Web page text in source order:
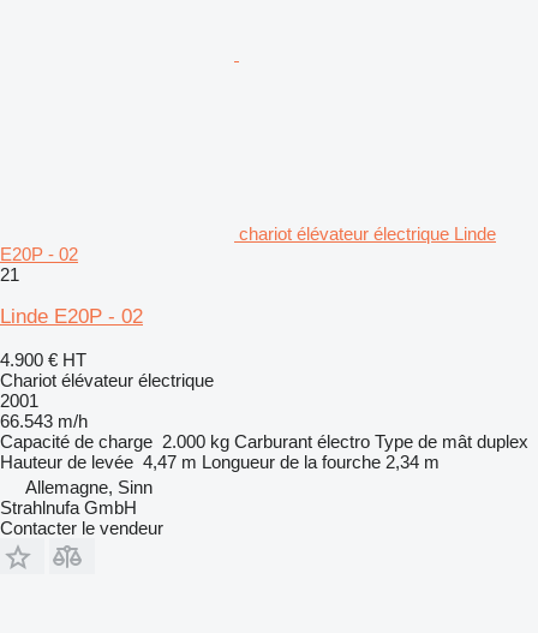
chariot élévateur électrique Linde
E20P - 02
21
Linde E20P - 02
4.900 € HT
Chariot élévateur électrique
2001
66.543 m/h
Capacité de charge 2.000 kg Carburant électro Type de mât duplex
Hauteur de levée 4,47 m Longueur de la fourche 2,34 m
Allemagne, Sinn
Strahlnufa GmbH
Contacter le vendeur